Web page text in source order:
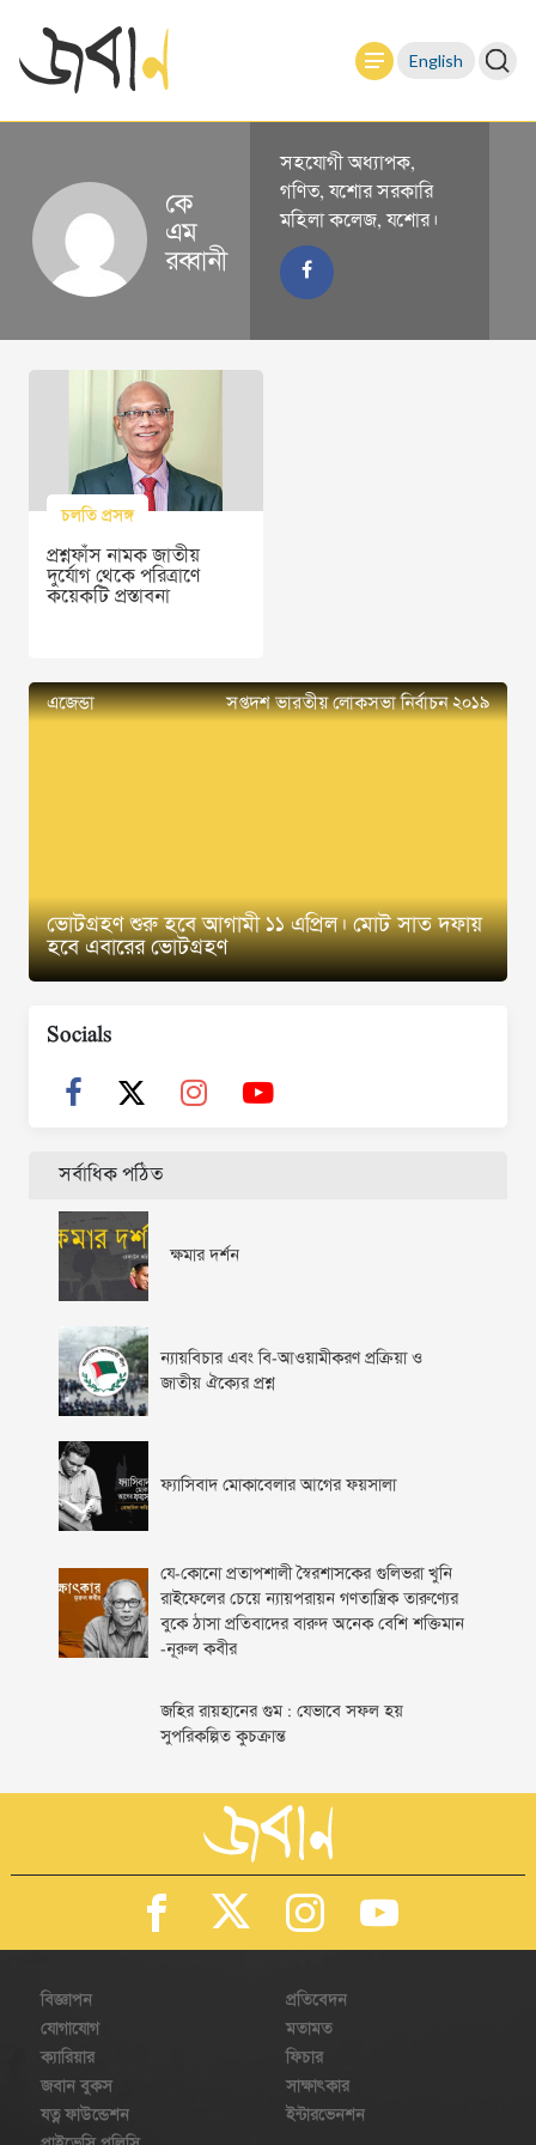
English
কে
এম
রব্বানী
সহযোগী অধ্যাপক,
গণিত, যশোর সরকারি
মহিলা কলেজ, যশোর।
চলতি প্রসঙ্গ
প্রশ্নফাঁস নামক জাতীয়
দুর্যোগ থেকে পরিত্রাণে
কয়েকটি প্রস্তাবনা
এজেন্ডা সপ্তদশ ভারতীয় লোকসভা নির্বাচন ২০১৯
ভোটগ্রহণ শুরু হবে আগামী ১১ এপ্রিল। মোট সাত দফায়
হবে এবারের ভোটগ্রহণ
Socials
সর্বাধিক পঠিত
ক্ষমার দর্শন
ন্যায়বিচার এবং বি-আওয়ামীকরণ প্রক্রিয়া ও
জাতীয় ঐক্যের প্রশ্ন
ফ্যাসিবাদ মোকাবেলার আগের ফয়সালা
যে-কোনো প্রতাপশালী স্বৈরশাসকের গুলিভরা খুনি
রাইফেলের চেয়ে ন্যায়পরায়ন গণতান্ত্রিক তারুণ্যের
বুকে ঠাসা প্রতিবাদের বারুদ অনেক বেশি শক্তিমান
-নূরুল কবীর
জহির রায়হানের গুম : যেভাবে সফল হয়
সুপরিকল্পিত কুচক্রান্ত
বিজ্ঞাপন
যোগাযোগ
ক্যারিয়ার
জবান বুকস
যত্ন ফাউন্ডেশন
প্রতিবেদন
মতামত
ফিচার
সাক্ষাৎকার
ইন্টারভেনশন